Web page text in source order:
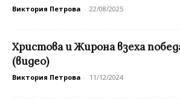
Виктория Петрова - 22/08/2025
Христова и Жирона взеха
(видео)
Виктория Петрова - 11/12/2024